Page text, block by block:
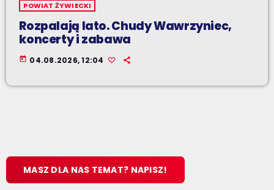
POWIAT ŻYWIECKI
Rozpalają lato. Chudy Wawrzyniec,
koncerty i zabawa
today 04.08.2026, 12:04
MASZ DLA NAS TEMAT? NAPISZ!